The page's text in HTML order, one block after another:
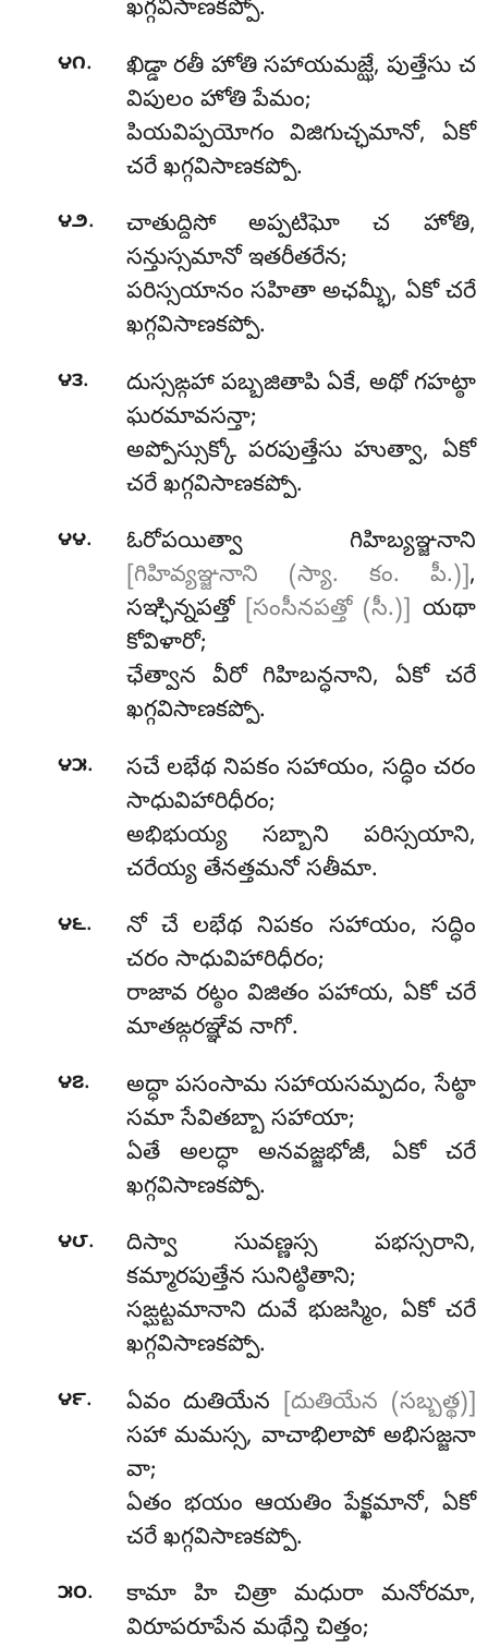
ఖగ్గవిసాణకప్పో.
౪౧. ఖిడ్డారతీ హోతి సహాయమజ్ఝే, పుత్తేసు చ
విపులం హోతి పేమం;
పియవిప్పయోగం విజిగుచ్ఛమానో, ఏకో
చరే ఖగ్గవిసాణకప్పో.
౪౨. చాతుద్దిసోఅప్పటిఘో చ హోతి,
సన్తుస్సమానో ఇతరీతరేన;
పరిస్సయానం సహితా అఛమ్భీ, ఏకో చరే
ఖగ్గవిసాణకప్పో.
౪౩.
దుస్సఙ్గహా పబ్బజితాపి ఏకే, అథో గహట్ఠా
ఘరమావసన్తా;
అప్పోస్సుక్కో పరపుత్తేసు హుత్వా, ఏకో
చరే ఖగ్గవిసాణకప్పో.
౪౪. ఓరోపయిత్వా గిహిబ్యఞ్జనాని
[గిహివ్యఞ్జనాని (స్యా. కం. పీ.)] ,
సఞ్ఛిన్నపత్తో [సంసీనపత్తో (సీ.)]
యథా
కోవిళారో;
ఛేత్వాన వీరో గిహిబన్ధనాని, ఏకో చరే
ఖగ్గవిసాణకప్పో.
౪౫.
సచే లభేథ నిపకం సహాయం, సద్ధిం చరం
సాధువిహారిధీరం;
అభిభుయ్య సబ్బాని పరిస్సయాని,
చరేయ్య తేనత్తమనో సతీమా.
౪౬. నో చే లభేథ నిపకం సహాయం, సద్ధిం
చరం సాధువిహారిధీరం;
రాజావ రట్ఠం విజితం పహాయ, ఏకో చరే
మాతఙ్గరఞ్ఞేవ నాగో.
౪౭.
అద్ధా పసంసామ సహాయసమ్పదం, సేట్ఠా
సమా సేవితబ్బా సహాయా;
ఏతే అలద్ధా అనవజ్జభోజీ, ఏకో చరే
ఖగ్గవిసాణకప్పో.
౪౮.
దిస్వా సువణ్ణస్స పభస్సరాని,
కమ్మారపుత్తేన సునిట్ఠితాని;
సఙ్ఘట్టమానాని దువే భుజస్మిం, ఏకో చరే
ఖగ్గవిసాణకప్పో.
౪౯. ఏవందుతియేన
[దుతియేన (సబ్బత్థ)]
సహా మమస్స, వాచాభిలాపో అభిసజ్జనా
వా;
ఏతం భయం ఆయతిం పేక్ఖమానో, ఏకో
చరే ఖగ్గవిసాణకప్పో.
౫౦.
కామా హి చిత్రా మధురా మనోరమా,
విరూపరూపేన మథేన్తి చిత్తం;